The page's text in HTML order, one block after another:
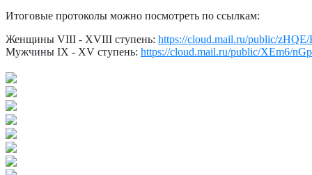
Итоговые протоколы можно посмотреть по ссылкам:
Женщины VIII - XVIII ступень: https://cloud.mail.ru/public/
Мужчины IX - XV ступень: https://cloud.mail.ru/public/XEm6/